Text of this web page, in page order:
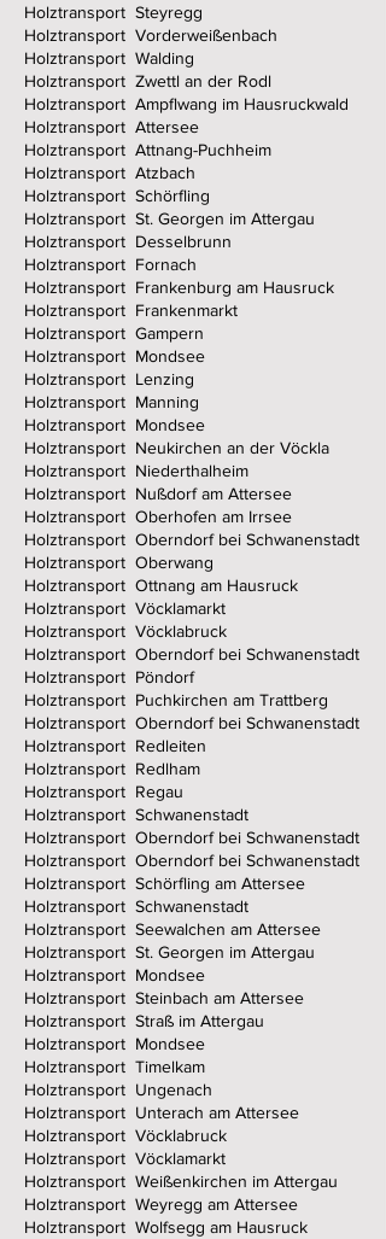
Holztransport Steyregg
Holztransport Vorderweißenbach
Holztransport Walding
Holztransport Zwettl an der Rodl
Holztransport Ampflwang im Hausruckwald
Holztransport Attersee
Holztransport Attnang-Puchheim
Holztransport Atzbach
Holztransport Schörfling
Holztransport St. Georgen im Attergau
Holztransport Desselbrunn
Holztransport Fornach
Holztransport Frankenburg am Hausruck
Holztransport Frankenmarkt
Holztransport Gampern
Holztransport Mondsee
Holztransport Lenzing
Holztransport Manning
Holztransport Mondsee
Holztransport Neukirchen an der Vöckla
Holztransport Niederthalheim
Holztransport Nußdorf am Attersee
Holztransport Oberhofen am Irrsee
Holztransport Oberndorf bei Schwanenstadt
Holztransport Oberwang
Holztransport Ottnang am Hausruck
Holztransport Vöcklamarkt
Holztransport Vöcklabruck
Holztransport Oberndorf bei Schwanenstadt
Holztransport Pöndorf
Holztransport Puchkirchen am Trattberg
Holztransport Oberndorf bei Schwanenstadt
Holztransport Redleiten
Holztransport Redlham
Holztransport Regau
Holztransport Schwanenstadt
Holztransport Oberndorf bei Schwanenstadt
Holztransport Oberndorf bei Schwanenstadt
Holztransport Schörfling am Attersee
Holztransport Schwanenstadt
Holztransport Seewalchen am Attersee
Holztransport St. Georgen im Attergau
Holztransport Mondsee
Holztransport Steinbach am Attersee
Holztransport Straß im Attergau
Holztransport Mondsee
Holztransport Timelkam
Holztransport Ungenach
Holztransport Unterach am Attersee
Holztransport Vöcklabruck
Holztransport Vöcklamarkt
Holztransport Weißenkirchen im Attergau
Holztransport Weyregg am Attersee
Holztransport Wolfsegg am Hausruck